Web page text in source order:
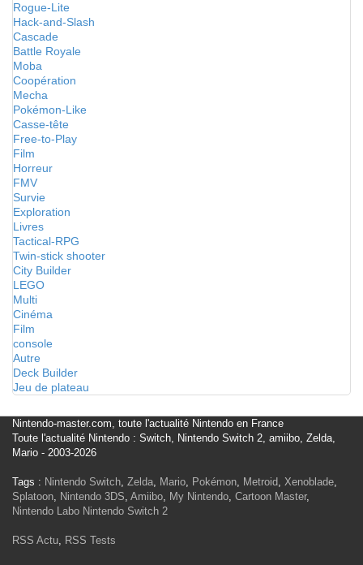
Rogue-Lite
Hack-and-Slash
Cascade
Battle Royale
Moba
Coopération
Mecha
Pokémon-Like
Casse-tête
Free-to-Play
Film
Horreur
FMV
Survie
Exploration
Livres
Tactical-RPG
Twin-stick shooter
City Builder
LEGO
Multi
Cinéma
Film
console
Autre
Deck Builder
Jeu de plateau
Nintendo-master.com, toute l'actualité Nintendo en France
Toute l'actualité Nintendo : Switch, Nintendo Switch 2, amiibo, Zelda,
Mario - 2003-2026
Tags : Nintendo Switch, Zelda, Mario, Pokémon, Metroid, Xenoblade,
Splatoon, Nintendo 3DS, Amiibo, My Nintendo, Cartoon Master,
Nintendo Labo Nintendo Switch 2
RSS Actu, RSS Tests